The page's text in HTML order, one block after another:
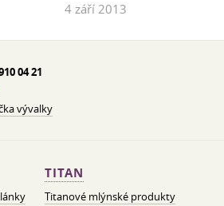
4 září 2013
04 21
vývalky
TITAN
Titanové mlýnské produkty